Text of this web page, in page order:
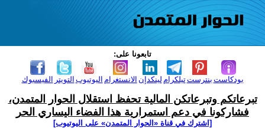
تابعونا على:
الفيسبوك التويتر اليوتيوب الانستغرام لينكدإن تيلكرامبنترست بودكاست
تبرعاتكم وتبرعاتكن المالية تحفظ استقلال الحوار المتمدن،
فشاركونا في دعم استمرارية هذا الفضاء اليساري الحر
[اشترك في قناة ‫«الحوار المتمدن» على اليوتيوب]